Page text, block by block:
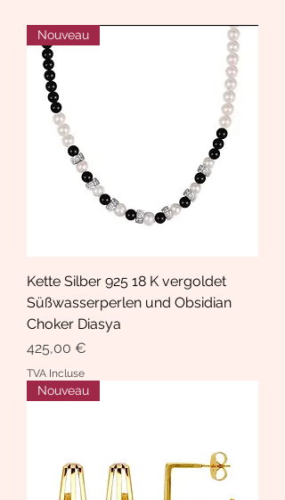
Nouveau
Kette Silber 925 18 K vergoldet
Süßwasserperlen und Obsidian
Choker Diasya
Prix
425,00 €
TVA Incluse
Nouveau